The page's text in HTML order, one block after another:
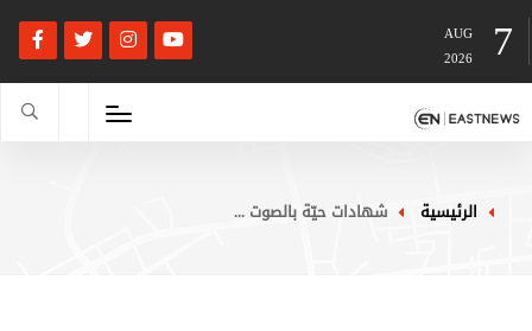
7
AUG
2026
شهادات حيّة بالصوت ... الرئيسية